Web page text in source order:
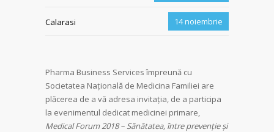
Calarasi 14 noiembrie
Pharma Business Services împreună cu
Societatea Naţională de Medicina Familiei are
plăcerea de a vă adresa invitația, de a participa
la evenimentul dedicat medicinei primare,
Medical Forum2018– Sănătatea, între prevențieși